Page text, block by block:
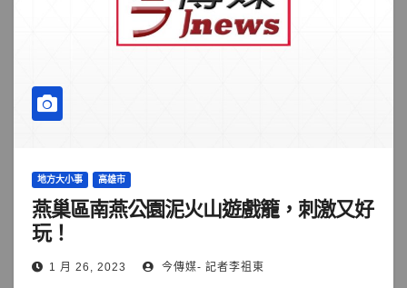
地方大小事 高雄市
燕巢區南燕公園泥火山遊戲籠，刺激又好
玩！
1 月 26, 2023 今傳媒- 記者李祖東